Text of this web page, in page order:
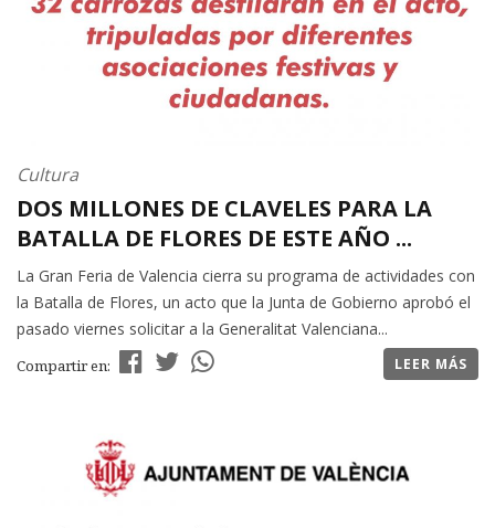
Cultura
DOS MILLONES DE CLAVELES PARA LA
BATALLA DE FLORES DE ESTE AÑO ...
La Gran Feria de Valencia cierra su programa de actividades con
la Batalla de Flores, un acto que la Junta de Gobierno aprobó el
pasado viernes solicitar a la Generalitat Valenciana...
Compartir en: LEER MÁS